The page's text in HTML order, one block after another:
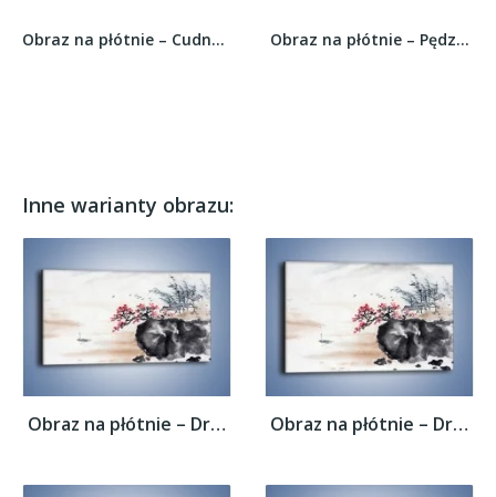
Obraz na płótnie – Cudny widok z tarasu –... Obraz na płótnie – Pędząc w ogniu –...
Inne warianty obrazu:
Obraz na płótnie – Drzewo pełne nadziei –... Obraz na płótnie – Drzewo pełne nadziei –...